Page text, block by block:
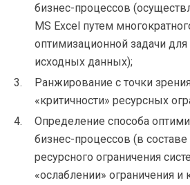
бизнес-процессов
MS Excel путем
оптимизационной задачи
исходных данных);
Ранжирование с точки
«критичности» ресурсных
Определение способа
бизнес-процессов (в составе
ресурсного ограничения
«ослаблении» ограничения и